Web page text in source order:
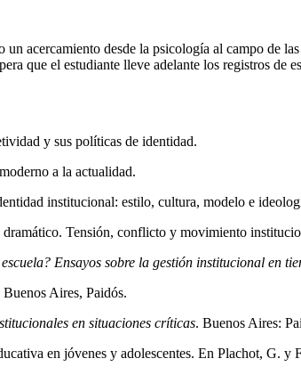
acercamiento desde la psicología al campo de
que el estudiante lleve adelante los registros de
y sus políticas de identidad.
a la actualidad.
institucional: estilo, cultura, modelo e
Tensión, conflicto y movimiento
Ensayos sobre la gestión institucional en
Buenos Aires, Paidós.
en situaciones críticas. Buenos Aires:
en jóvenes y adolescentes. En Plachot,